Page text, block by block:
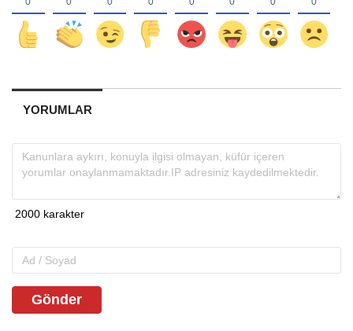
YORUMLAR
Gönder